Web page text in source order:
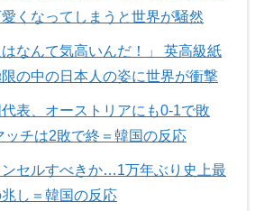
くなってしまうと世界が騒然
なんて気高いんだ！」 英高級紙
の中の日本人の姿に世界が衝撃
表、オーストリアにも0-1で敗
チは2敗で終＝韓国の反応
ンセルすべきか…1万年ぶり史上最
し＝韓国の反応